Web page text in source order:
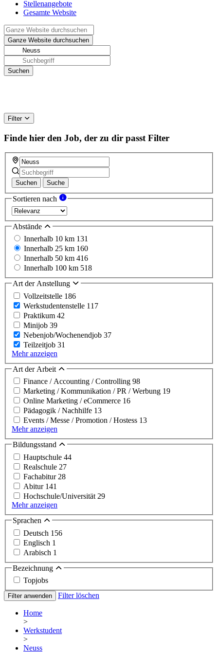
Stellenangebote
Gesamte Website
Filter
Finde hier den Job, der zu dir passt Filter
Suchen Suche
Sortieren nach
Abstände
Innerhalb 10 km 131
Innerhalb 25 km 160
Innerhalb 50 km 416
Innerhalb 100 km 518
Art der Anstellung
Vollzeitstelle 186
Werkstudentenstelle 117
Praktikum 42
Minijob 39
Nebenjob/Wochenendjob 37
Teilzeitjob 31
Mehr anzeigen
Art der Arbeit
Finance / Accounting / Controlling 98
Marketing / Kommunikation / PR / Werbung 19
Online Marketing / eCommerce 16
Pädagogik / Nachhilfe 13
Events / Messe / Promotion / Hostess 13
Mehr anzeigen
Bildungsstand
Hauptschule 44
Realschule 27
Fachabitur 28
Abitur 141
Hochschule/Universität 29
Mehr anzeigen
Sprachen
Deutsch 156
Englisch 1
Arabisch 1
Bezeichnung
Topjobs
Filter anwenden Filter löschen
Home
>
Werkstudent
>
Neuss